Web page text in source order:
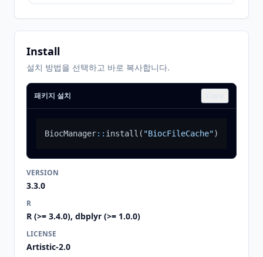
Install
설치 방법을 선택하고 바로 복사합니다.
패키지 설치
BiocManager:: install ( "BiocFileCache")
VERSION
3.3.0
R
R (>= 3.4.0), dbplyr (>= 1.0.0)
LICENSE
Artistic-2.0